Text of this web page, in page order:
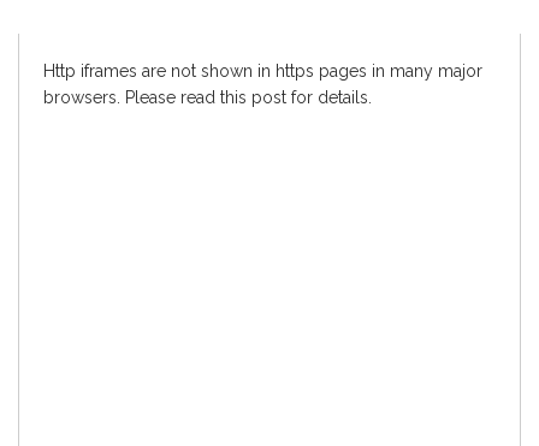
Http iframes are not shown in https pages in many major
browsers. Please read this post for details.